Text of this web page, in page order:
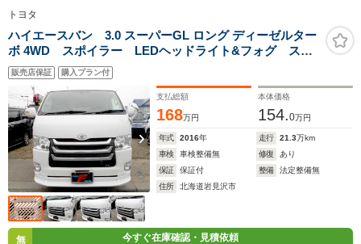
トヨタ
ハイエースバン 3.0 スーパーGL ロング ディーゼルター
ボ 4WD スポイラー LEDヘッドライト&フォグ スマ
ートキー プッシュスタート クリスタルシャインパー
ル タイミングベルト交換済 リアヒーター&クーラー
エンジンスターター
販売店保証 購入プラン付
支払総額
168万円
本体価格
154.0万円
年式 2016年 走行 21.3万km
車検
車検整備無 修復
あり
保証
保証付 整備
法定整備無
住所
北海道岩見沢市
無
今すぐ在庫確認・見積依頼